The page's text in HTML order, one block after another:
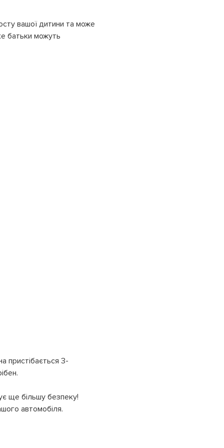
вашої дитини та може
батьки можуть
пристібається 3-
ще більшу безпеку!
автомобіля.